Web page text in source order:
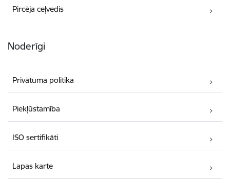
Pircēja ceļvedis
Noderīgi
Privātuma politika
Piekļūstamība
ISO sertifikāti
Lapas karte